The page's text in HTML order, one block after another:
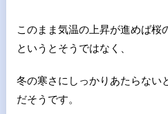
このまま気温の上昇が進めば桜
というと そうではなく、
冬の寒さにしっかりあたらない
だそうです。